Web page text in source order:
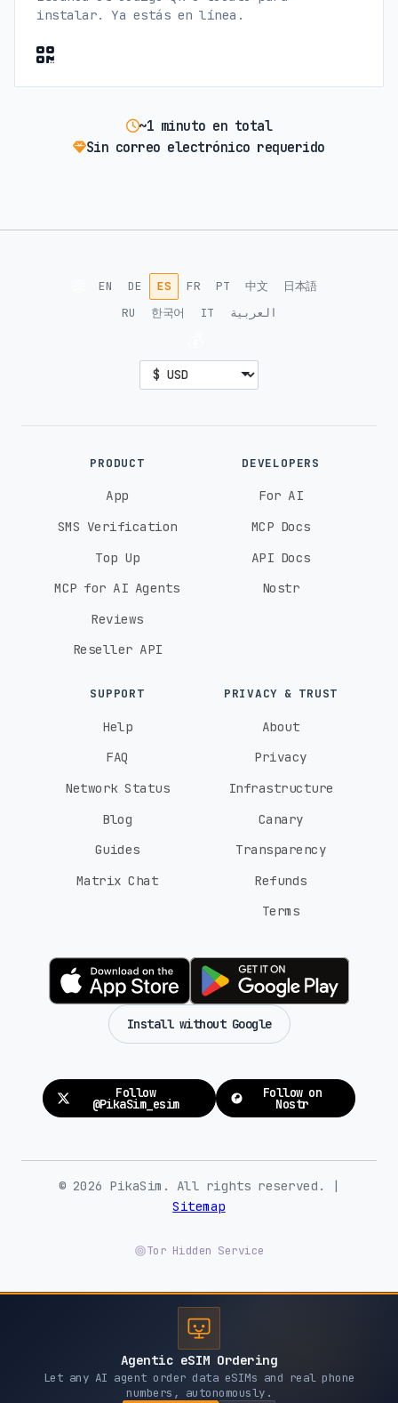
instalar. Ya estás en línea.
~1 minuto en total
Sin correo electrónico requerido
EN DE ES FR PT 中文
日本語
RU
한국어 IT العربية
PRODUCT
App
SMS Verification
Top Up
MCP for AI Agents
Reviews
Reseller API
DEVELOPERS
For AI
MCP Docs
API Docs
Nostr
SUPPORT
Help
FAQ
Network Status
Blog
Guides
Matrix Chat
PRIVACY & TRUST
About
Privacy
Infrastructure
Canary
Transparency
Refunds
Terms
Install without Google
Follow
@PikaSim_esim
Follow on
Nostr
© 2026 PikaSim. All rights reserved. |
Sitemap
Tor Hidden Service
Agentic eSIM Ordering
Let any AI agent order data eSIMs and real phone
numbers, autonomously.